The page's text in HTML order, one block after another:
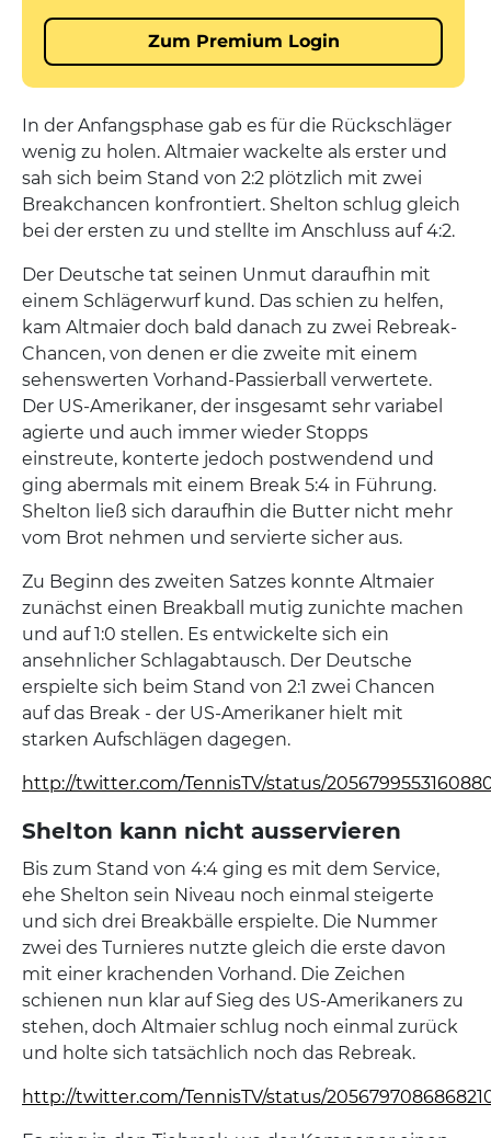
In der Anfangsphase gab es für die Rückschläger
wenig zu holen. Altmaier wackelte als erster und
sah sich beim Stand von 2:2 plötzlich mit zwei
Breakchancen konfrontiert. Shelton schlug gleich
bei der ersten zu und stellte im Anschluss auf 4:2.
Der Deutsche tat seinen Unmut daraufhin mit
einem Schlägerwurf kund. Das schien zu helfen,
kam Altmaier doch bald danach zu zwei Rebreak-
Chancen, von denen er die zweite mit einem
sehenswerten Vorhand-Passierball verwertete.
Der US-Amerikaner, der insgesamt sehr variabel
agierte und auch immer wieder Stopps
einstreute, konterte jedoch postwendend und
ging abermals mit einem Break 5:4 in Führung.
Shelton ließ sich daraufhin die Butter nicht mehr
vom Brot nehmen und servierte sicher aus.
Zu Beginn des zweiten Satzes konnte Altmaier
zunächst einen Breakball mutig zunichte machen
und auf 1:0 stellen. Es entwickelte sich ein
ansehnlicher Schlagabtausch. Der Deutsche
erspielte sich beim Stand von 2:1 zwei Chancen
auf das Break - der US-Amerikaner hielt mit
starken Aufschlägen dagegen.
http://twitter.com/TennisTV/status/
Shelton kann nicht ausservieren
Bis zum Stand von 4:4 ging es mit dem Service,
ehe Shelton sein Niveau noch einmal steigerte
und sich drei Breakbälle erspielte. Die Nummer
zwei des Turnieres nutzte gleich die erste davon
mit einer krachenden Vorhand. Die Zeichen
schienen nun klar auf Sieg des US-Amerikaners zu
stehen, doch Altmaier schlug noch einmal zurück
und holte sich tatsächlich noch das Rebreak.
http://twitter.com/TennisTV/status/